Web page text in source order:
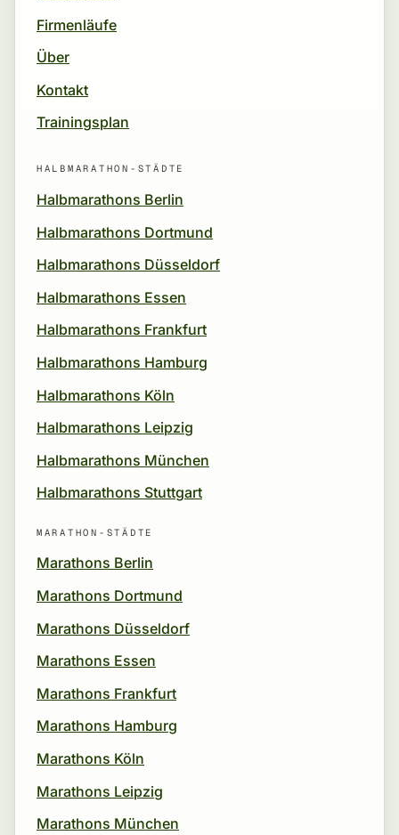
Firmenläufe
Über
Kontakt
Trainingsplan
HALBMARATHON-STÄDTE
Halbmarathons Berlin
Halbmarathons Dortmund
Halbmarathons Düsseldorf
Halbmarathons Essen
Halbmarathons Frankfurt
Halbmarathons Hamburg
Halbmarathons Köln
Halbmarathons Leipzig
Halbmarathons München
Halbmarathons Stuttgart
MARATHON-STÄDTE
Marathons Berlin
Marathons Dortmund
Marathons Düsseldorf
Marathons Essen
Marathons Frankfurt
Marathons Hamburg
Marathons Köln
Marathons Leipzig
Marathons München